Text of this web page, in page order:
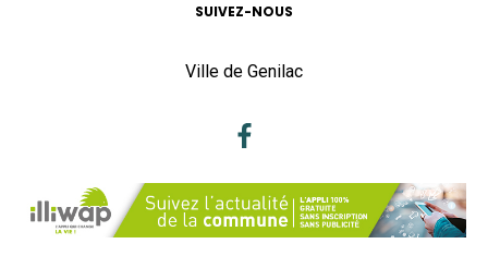
SUIVEZ-NOUS
Ville de Genilac